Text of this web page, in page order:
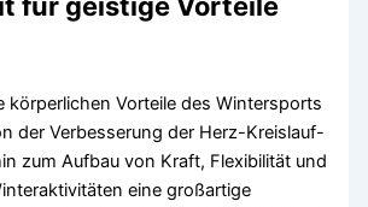
für geistige Vorteile
körperlichen Vorteile des Wintersports
der Verbesserung der Herz-Kreislauf-
zum Aufbau von Kraft, Flexibilität und
eine großartige